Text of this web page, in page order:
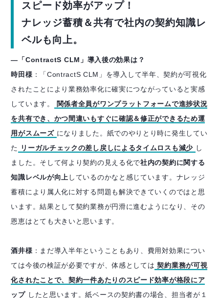
スピード効率がアップ！
ナレッジ蓄積＆共有で社内の契約知識レ
ベルも向上。
―「ContractS CLM」導入後の効果は？
時田様 ：「ContractS CLM」を導入して半年、契約が可視化
されたことにより業務効率化に確実につながっていると実感
しています。
関係者全員がワンプラットフォームで進捗状況
を共有でき、かつ間違いもすぐに確認＆修正ができるため運
用がスムーズ になりました。紙でのやりとり時に発生してい
た
リーガルチェックの差し戻しによるタイムロスも減少 し
ました。そして何より契約の見える化で社内の契約に関する
知識レベルが向上 しているのかなと感じています。ナレッジ
蓄積により属人化に対する問題も解決できていくのではと思
います。結果として契約業務が円滑に進むようになり、その
恩恵はとても大きいと思います。
酒井様 ：まだ導入半年ということもあり、費用対効果につい
ては今後の検証が必要ですが、体感としては 契約業務が可視
化されたことで、契約一件あたりのスピード効率が格段にア
ップ したと思います。紙ベースの契約書の場合、担当者が１